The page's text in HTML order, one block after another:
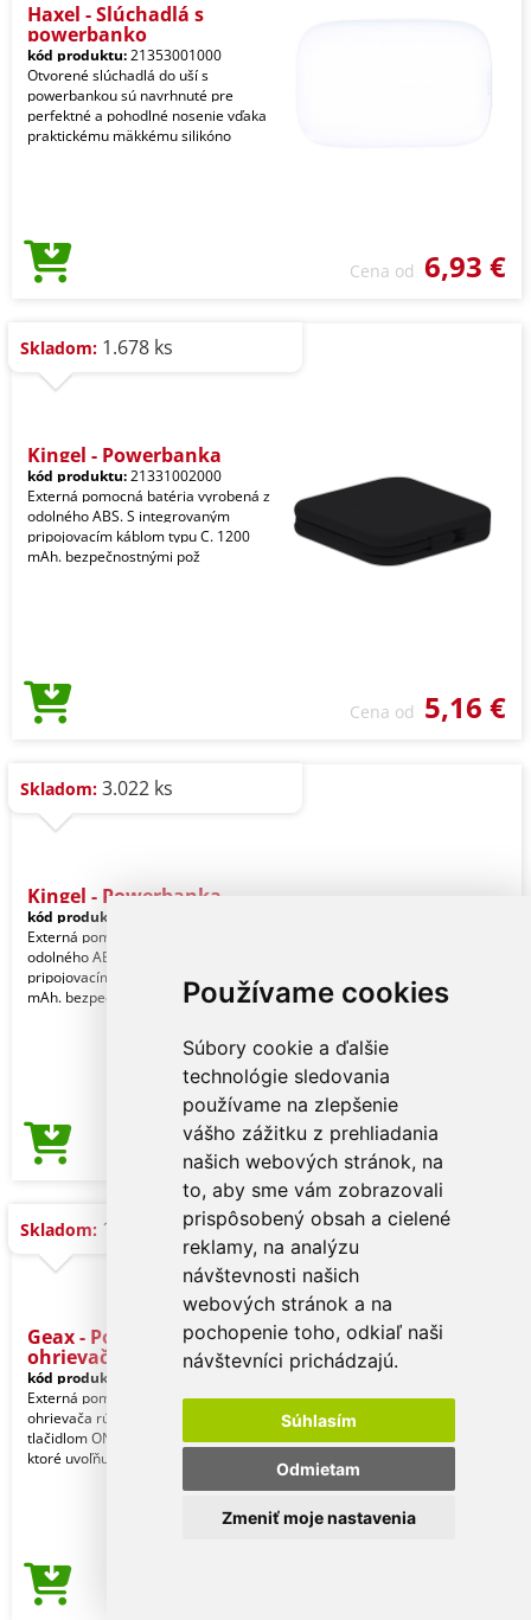
Používame cookies
Súbory cookie a ďalšie
technológie sledovania
používame na zlepšenie
vášho zážitku z prehliadania
našich webových stránok, na
to, aby sme vám zobrazovali
prispôsobený obsah a cielené
reklamy, na analýzu
návštevnosti našich
webových stránok a na
pochopenie toho, odkiaľ naši
návštevníci prichádzajú.
Súhlasím
Odmietam
Zmeniť moje nastavenia
Haxel - Slúchadlá s
powerbanko
kód produktu:21353001000
Otvorené slúchadlá do uší s
powerbankou sú navrhnuté pre
perfektné a pohodlné nosenie vďaka
praktickému mäkkému silikóno
Cena od 6,93 €
Skladom: 1.678 ks
Kingel - Powerbanka
kód produktu:21331002000
Externá pomocná batéria vyrobená z
odolného ABS. S integrovaným
pripojovacím káblom typu C. 1200
mAh. bezpečnostnými pož
Cena od 5,16 €
Skladom: 3.022 ks
Kingel - Powerbanka
kód produktu:
Externá pomocná batéria vyrobená z
odolného ABS. S integrovaným
pripojovacím káblom typu C. 1200
mAh. bezpečnostnými pož
Cena od5,16 €
Skladom: 1.703 ks
Geax - Powerbanka -
ohrievač r
kód produktu:
Externá pomocná batéria s funkciou
ohrievača rúk, vyrobená z hliníka. S
tlačidlom ON/OFF na prednej strane,
ktoré uvoľňu